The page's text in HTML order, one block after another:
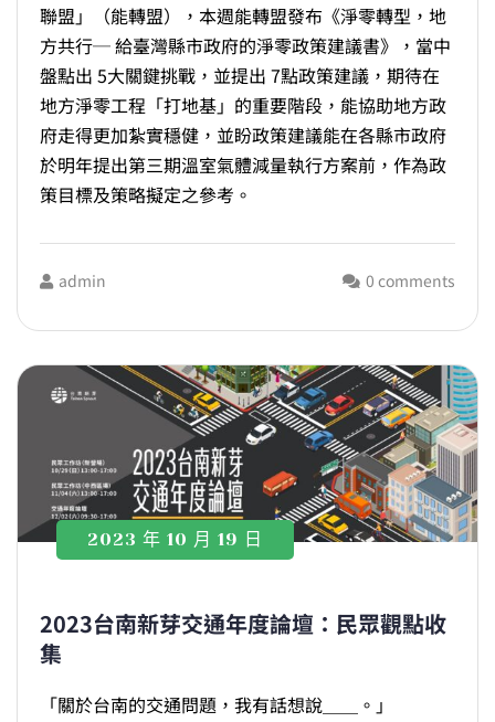
聯盟」（能轉盟），本週能轉盟發布《淨零轉型，地
方共行─ 給臺灣縣市政府的淨零政策建議書》，當中
盤點出 5大關鍵挑戰，並提出 7點政策建議，期待在
地方淨零工程「打地基」的重要階段，能協助地方政
府走得更加紮實穩健，並盼政策建議能在各縣市政府
於明年提出第三期溫室氣體減量執行方案前，作為政
策目標及策略擬定之參考。
admin 0 comments
2023 年 10 月 19 日
2023台南新芽交通年度論壇：民眾觀點收
集
「關於台南的交通問題，我有話想說＿＿。」